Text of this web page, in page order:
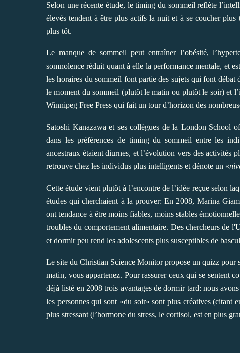
Selon une récente étude, le timing du sommeil reflète
élevés tendent à être plus actifs la nuit et à se coucher
plus tôt.
Le manque de sommeil peut entraîner l’obésité,
somnolence réduit quant à elle la performance mentale, et
les horaires du sommeil font partie des sujets qui font
le moment du sommeil (plutôt le matin ou plutôt le soir) et
Winnipeg Free Press qui fait un tour d’horizon des
Satoshi Kanazawa et ses collègues de la London School
dans les préférences de timing du sommeil entre les
ancestraux étaient diurnes, et l’évolution vers des activités
retrouve chez les individus plus intelligents et dénote un «
Cette étude vient plutôt à l’encontre de l’idée reçue selon
études qui cherchaient à la prouver: En 2008, Marina
ont tendance à être moins fiables, moins stables
troubles du comportement alimentaire. Des chercheurs de
et dormir peu rend les adolescents plus susceptibles de
Le site du Christian Science Monitor propose un quizz pour
matin, vous appartenez. Pour rassurer ceux qui se sentent
déjà listé en 2008trois avantages de dormir tard: nous
les personnes qui sont «du soir» sont plus créatives (citant
plus stressant (l’hormone du stress, le cortisol, est en plus